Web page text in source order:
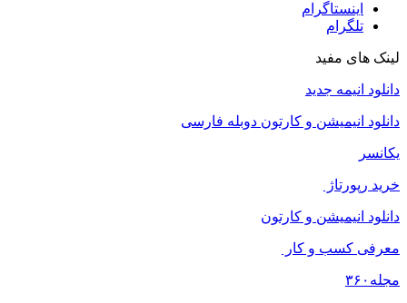
اینستاگرام
تلگرام
لینک های مفید
دانلود انیمه جدید
دانلود انیمیشن و کارتون دوبله فارسی
یکانسر
خرید رپورتاژ
دانلود انیمیشن و کارتون
معرفی کسب و کار
مجله ۳۶۰